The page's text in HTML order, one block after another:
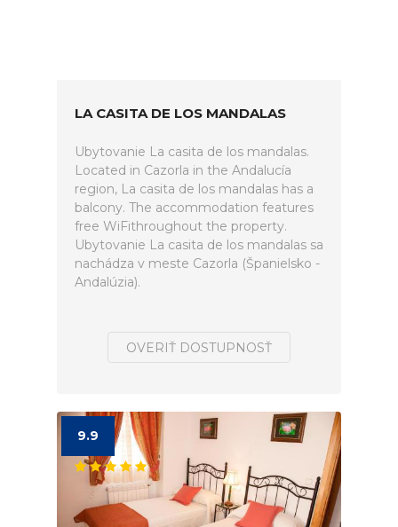
LA CASITA DE LOS MANDALAS
Ubytovanie La casita de los mandalas.
Located in Cazorla in the Andalucía
region, La casita de los mandalas has a
balcony. The accommodation features
free WiFithroughout the property.
Ubytovanie La casita de los mandalas sa
nachádza v meste Cazorla (Španielsko -
Andalúzia).
OVERIŤ DOSTUPNOSŤ
9.9